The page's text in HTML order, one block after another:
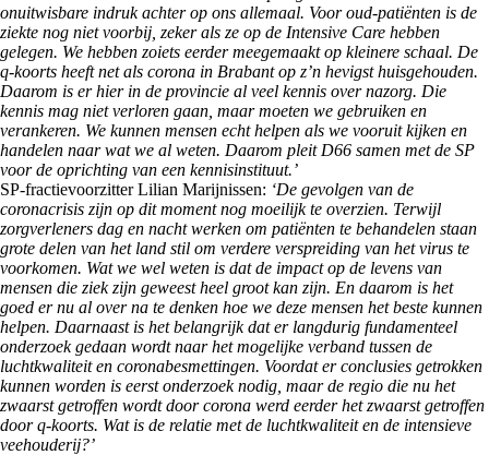
onuitwisbare indruk achter op ons allemaal. Voor oud-patiënten is de
ziekte nog niet voorbij, zeker als ze op de Intensive Care hebben
gelegen. We hebben zoiets eerder meegemaakt op kleinere schaal. De
q-koorts heeft net als corona in Brabant op z’n hevigst huisgehouden.
Daarom is er hier in de provincie al veel kennis over nazorg. Die
kennis mag niet verloren gaan, maar moeten we gebruiken en
verankeren. We kunnen mensen echt helpen als we vooruit kijken en
handelen naar wat we al weten. Daarom pleit D66 samen met de SP
voor de oprichting van een kennisinstituut.’
SP-fractievoorzitter Lilian Marijnissen: ‘De gevolgen van de
coronacrisis zijn op dit moment nog moeilijk te overzien. Terwijl
zorgverleners dag en nacht werken om patiënten te behandelen staan
grote delen van het land stil om verdere verspreiding van het virus te
voorkomen. Wat we wel weten is dat de impact op de levens van
mensen die ziek zijn geweest heel groot kan zijn. En daarom is het
goed er nu al over na te denken hoe we deze mensen het beste kunnen
helpen. Daarnaast is het belangrijk dat er langdurig fundamenteel
onderzoek gedaan wordt naar het mogelijke verband tussen de
luchtkwaliteit en coronabesmettingen. Voordat er conclusies getrokken
kunnen worden is eerst onderzoek nodig, maar de regio die nu het
zwaarst getroffen wordt door corona werd eerder het zwaarst getroffen
door q-koorts. Wat is de relatie met de luchtkwaliteit en de intensieve
veehouderij?’